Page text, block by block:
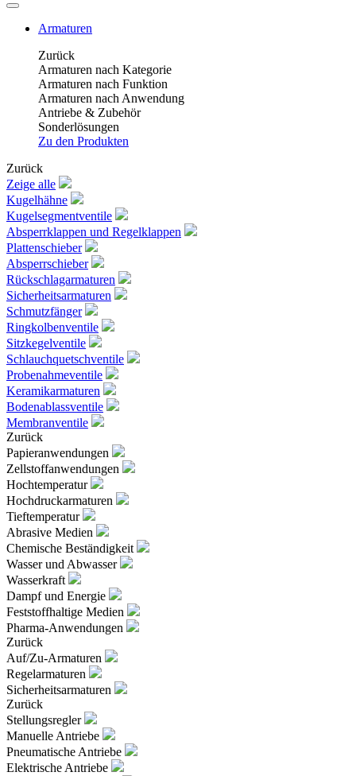
Armaturen
Zurück
Armaturen nach Kategorie
Armaturen nach Funktion
Armaturen nach Anwendung
Antriebe & Zubehör
Sonderlösungen
Zu den Produkten
Zurück
Zeige alle
Kugelhähne
Kugelsegmentventile
Absperrklappen und Regelklappen
Plattenschieber
Absperrschieber
Rückschlagarmaturen
Sicherheitsarmaturen
Schmutzfänger
Ringkolbenventile
Sitzkegelventile
Schlauchquetschventile
Probenahmeventile
Keramikarmaturen
Bodenablassventile
Membranventile
Zurück
Papieranwendungen
Zellstoffanwendungen
Hochtemperatur
Hochdruckarmaturen
Tieftemperatur
Abrasive Medien
Chemische Beständigkeit
Wasser und Abwasser
Wasserkraft
Dampf und Energie
Feststoffhaltige Medien
Pharma-Anwendungen
Zurück
Auf/Zu-Armaturen
Regelarmaturen
Sicherheitsarmaturen
Zurück
Stellungsregler
Manuelle Antriebe
Pneumatische Antriebe
Elektrische Antriebe